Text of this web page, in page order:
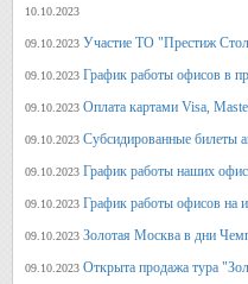
10.10.2023
09.10.2023 Участие ТО "Престиж
09.10.2023 График работы офисов в
09.10.2023 Оплата картами Visa,
09.10.2023 Субсидированные билеты
09.10.2023 График работы наших
09.10.2023 График работы офисов на
09.10.2023 Золотая Москва в дни
09.10.2023 Открыта продажа тура